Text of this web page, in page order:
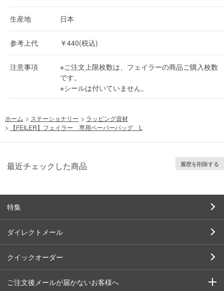
生産地 日本
参考上代 ￥440(税込)
注意事項
※ご注文上限枚数は、フェイラーの商品ご購入枚数
です。
※シールは付いていません。
ホーム > ステーショナリー > ラッピング資材
>
【FEILER】フェイラー 専用ペーパーバッグ L
最近チェックした商品 履歴を削除する
特集
ダイレクトメール
クイックオーダー
ご注文後メールが届かないお客様へ